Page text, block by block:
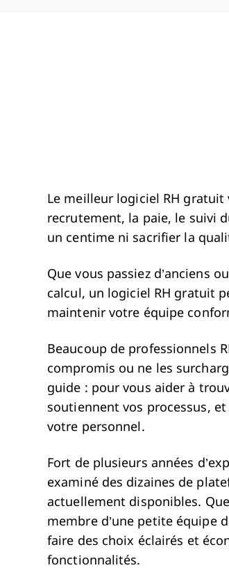
Le meilleur logiciel RH
recrutement, la paie, le suivi
un centime ni sacrifier la
Que vous passiez d’anciens
calcul, un logiciel RH gratuit
maintenir votre équipe
Beaucoup de professionnels
compromis ou ne les
guide : pour vous aider à
soutiennent vos processus,
votre personnel.
Fort de plusieurs années
examiné des dizaines de
actuellement disponibles.
membre d’une petite équipe
faire des choix éclairés et
fonctionnalités.